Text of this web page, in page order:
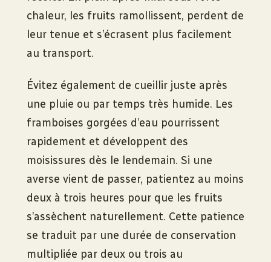
chaleur, les fruits ramollissent, perdent de
leur tenue et s’écrasent plus facilement
au transport.
Évitez également de cueillir juste après
une pluie ou par temps très humide. Les
framboises gorgées d’eau pourrissent
rapidement et développent des
moisissures dès le lendemain. Si une
averse vient de passer, patientez au moins
deux à trois heures pour que les fruits
s’assèchent naturellement. Cette patience
se traduit par une durée de conservation
multipliée par deux ou trois au